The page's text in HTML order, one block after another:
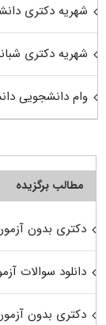
شهریه دکتری
شهریه دکتری
وام دانشجویی
مطالب برگزیده
دکتری بدون
دانلود سوالات
دکتری بدون